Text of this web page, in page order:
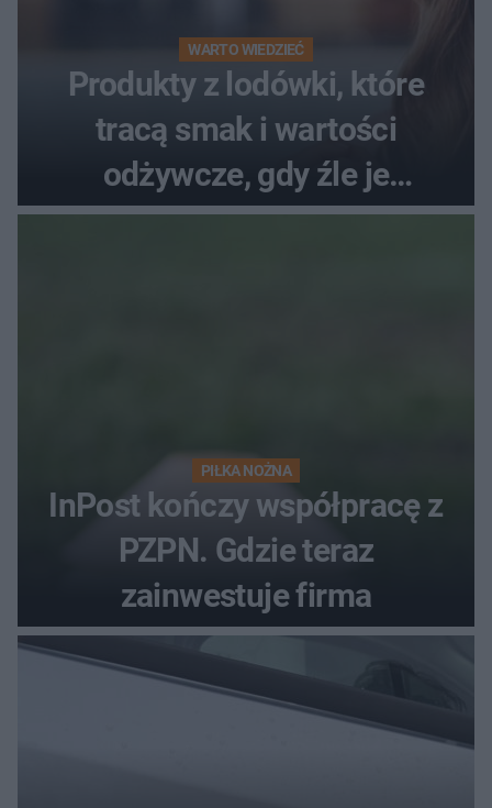
WARTO WIEDZIEĆ
Produkty z lodówki, które
tracą smak i wartości
odżywcze, gdy źle je
przechowujesz. Uczestniczka
PIŁKA NOŻNA
InPost kończy współpracę z
PZPN. Gdzie teraz
zainwestuje firma